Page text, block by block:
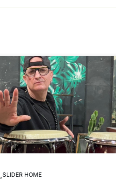
,SLIDER HOME